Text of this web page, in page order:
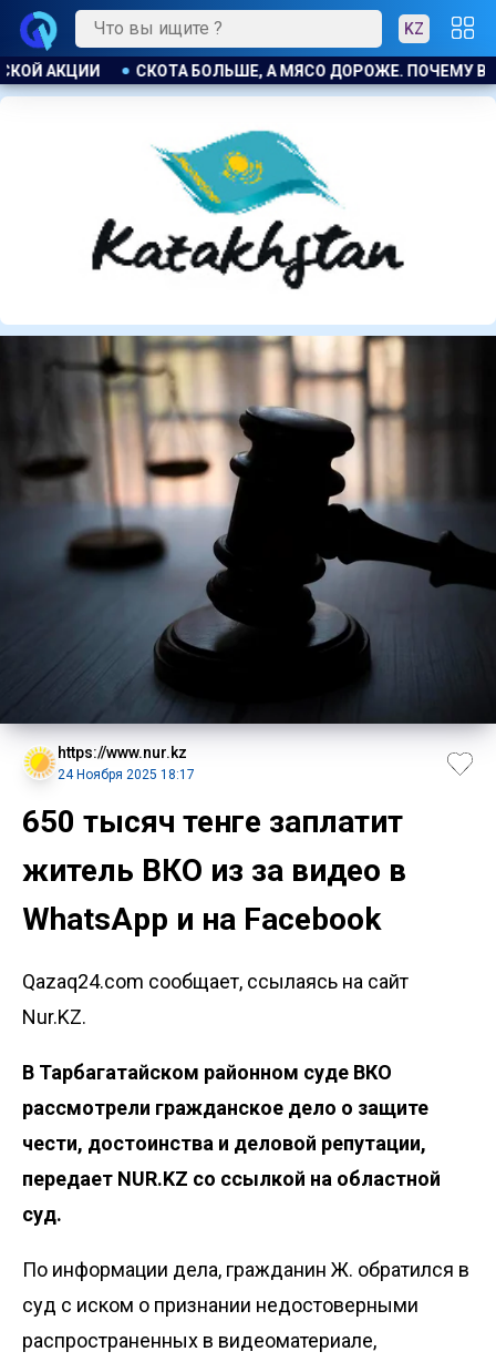
KZ
ПОЧЕМУ В КАЗАХСТАНЕ ПРОДОЛЖАЮТ РАСТИ ЦЕНЫ НА
https://www.nur.kz
24 Ноября 2025 18:17
650 тысяч тенге заплатит
житель ВКО из за видео в
WhatsApp и на Facebook
Qazaq24.com сообщает, ссылаясь на сайт
Nur.KZ.
В Тарбагатайском районном суде ВКО
рассмотрели гражданское дело о защите
чести, достоинства и деловой репутации,
передает NUR.KZ со ссылкой на областной
суд.
По информации дела, гражданин Ж. обратился в
суд с иском о признании недостоверными
распространенных в видеоматериале,